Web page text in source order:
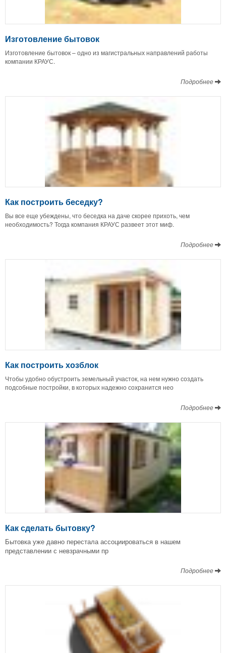
Изготовление бытовок
Изготовление бытовок – одно из магистральных направлений работы
компании КРАУС.
Подробнее
Как построить беседку?
Вы все еще убеждены, что беседка на даче скорее прихоть, чем
необходимость? Тогда компания КРАУС развеет этот миф.
Подробнее
Как построить хозблок
Чтобы удобно обустроить земельный участок, на нем нужно создать
подсобные постройки, в которых надежно сохранится нео
Подробнее
Как сделать бытовку?
Бытовка уже давно перестала ассоциироваться в нашем
представлении с невзрачными пр
Подробнее